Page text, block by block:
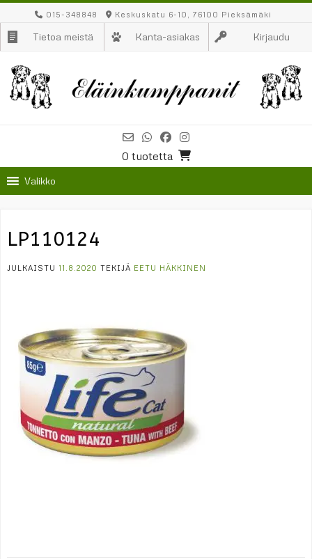
to
content
015-348848 Keskuskatu 6-10, 76100 Pieksämäki
Tietoa meistä Kanta-asiakas Kirjaudu
0 tuotetta
Valikko
LP110124
JULKAISTU 11.8.2020 TEKIJÄ EETU HÄKKINEN